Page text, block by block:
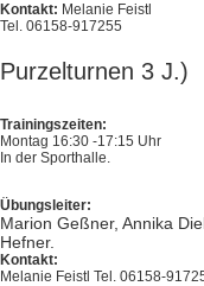
Kontakt: Melanie Feistl
Tel. 06158-917255
Purzelturnen 3 J.)
Trainingszeiten:
Montag 16:30 -17:15 Uhr
In der Sporthalle.
Übungsleiter:
Marion Geßner, Annika
Hefner.
Kontakt:
Melanie Feistl Tel. 06158-